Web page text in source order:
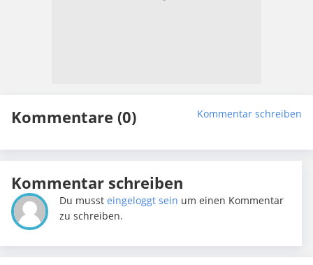
Kommentare (0) Kommentar schreiben
Kommentar schreiben
Du mussteingeloggt sein um einen Kommentar
zu schreiben.